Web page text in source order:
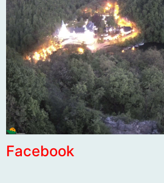
Facebook